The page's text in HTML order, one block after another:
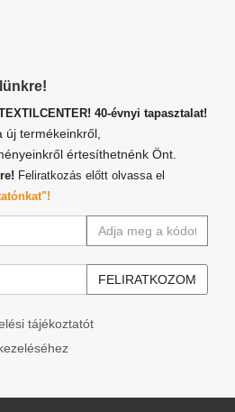
40-évnyi tapasztalat!
termékeinkről,
értesíthetnénk Önt.
Feliratkozás előtt olvassa el
tájékoztatót